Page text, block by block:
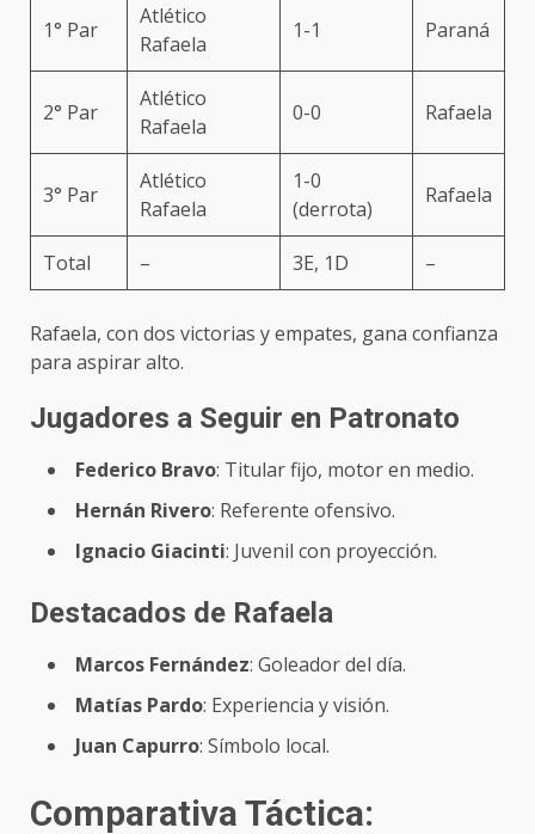
1° Par
Atlético
Rafaela
1-1 Paraná
2° Par
Atlético
Rafaela
0-0 Rafaela
3° Par
Atlético
Rafaela
1-0
(derrota)
Rafaela
Total – 3E, 1D –
Rafaela, con dos victorias y empates, gana confianza
para aspirar alto.
Jugadores a Seguir en Patronato
Federico Bravo: Titular fijo, motor en medio.
Hernán Rivero: Referente ofensivo.
Ignacio Giacinti: Juvenil con proyección.
Destacados de Rafaela
Marcos Fernández: Goleador del día.
Matías Pardo: Experiencia y visión.
Juan Capurro: Símbolo local.
Comparativa Táctica: